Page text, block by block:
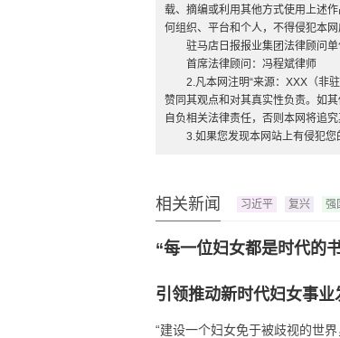
载、摘编或利用其他方式使用上述
何组织、平台和个人，不得侵犯本
驻马店日报报业集团法律顾问
首席法律顾问：冯程斌律师
2.凡本网注明“来源：XXX（非
赞同其观点和对其真实性负责。如
自负相关法律责任，否则本网将追究
3.如果您发现本网站上有侵犯您
相关新闻 习近平 复兴 强
“每一位妇女都是时代的
引领推动新时代妇女事
“建设一个妇女免于被歧视的世